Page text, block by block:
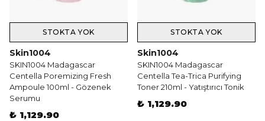
STOKTA YOK
Skin1004
SKIN1004 Madagascar
Centella Poremizing Fresh
Ampoule 100ml - Gözenek
Serumu
₺ 1,129.90
STOKTA YOK
Skin1004
SKIN1004 Madagascar
Centella Tea-Trica Purifying
Toner 210ml - Yatıştırıcı Tonik
₺ 1,129.90